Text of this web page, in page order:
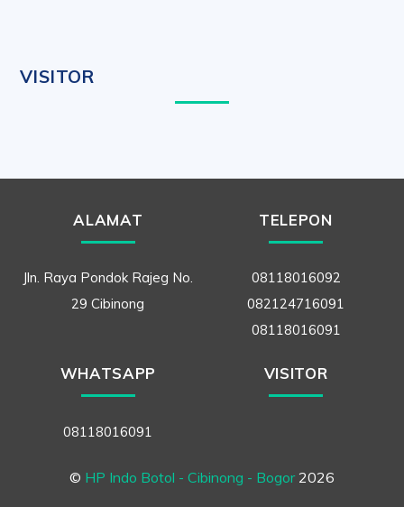
VISITOR
ALAMAT
Jln. Raya Pondok Rajeg No.
29 Cibinong
TELEPON
08118016092
082124716091
08118016091
WHATSAPP
08118016091
VISITOR
© HP Indo Botol - Cibinong - Bogor2026